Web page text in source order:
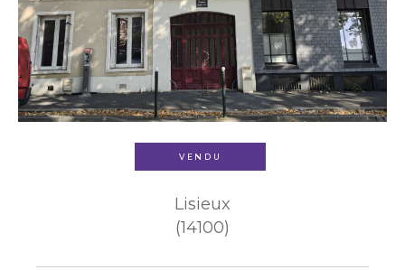
VENDU
Lisieux
(14100)